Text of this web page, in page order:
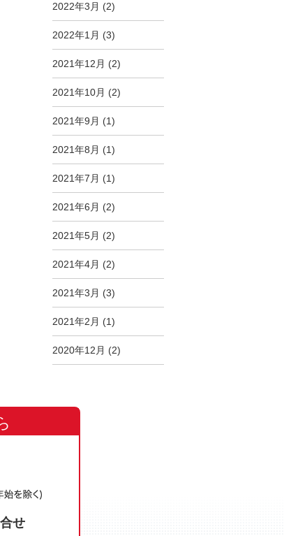
2022年3月 (2)
2022年1月 (3)
2021年12月 (2)
2021年10月 (2)
2021年9月 (1)
2021年8月 (1)
2021年7月 (1)
2021年6月 (2)
2021年5月 (2)
2021年4月 (2)
2021年3月 (3)
2021年2月 (1)
2020年12月 (2)
せ